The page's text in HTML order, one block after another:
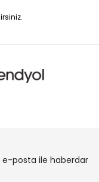
e-posta ile haberdar